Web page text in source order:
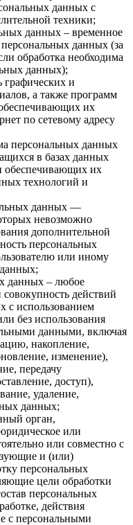
данных с
техники;
данных – временное
данных (за
обработка необходима
данных);
графических и
а также программ
их
по сетевому адресу
персональных данных
в базах данных
обеспечивающих их
технологий и
данных —
невозможно
дополнительной
персональных
или иному
данных – любое
действий
с использованием
без использования
данными, включая
накопление,
изменение),
передачу
доступ),
удаление,
данных;
орган,
или
или совместно с
и (или)
персональных
цели обработки
персональных
действия
с персональными